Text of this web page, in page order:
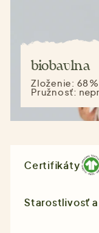
biobavlna
Zloženie: 68
Pružnosť:
Certifikáty
Starostlivosť a